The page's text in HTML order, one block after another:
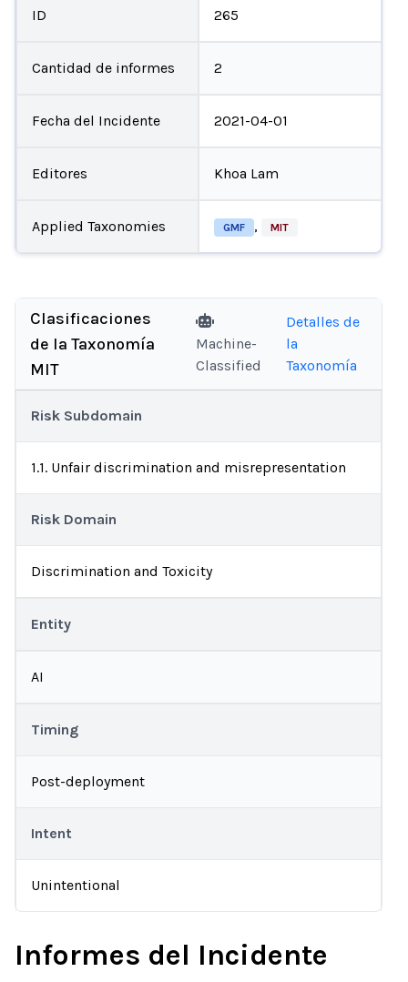
ID 265
Cantidad de informes 2
Fecha del Incidente 2021-04-01
Editores Khoa Lam
Applied Taxonomies GMF , MIT
Clasificaciones
de la Taxonomía
MIT
Machine-
Classified
Detalles de
la
Taxonomía
Risk Subdomain
1.1. Unfair discrimination and misrepresentation
Risk Domain
Discrimination and Toxicity
Entity
AI
Timing
Post-deployment
Intent
Unintentional
Informes del Incidente